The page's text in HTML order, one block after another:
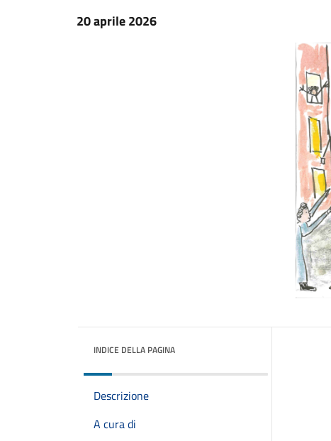
20 aprile 2026
INDICE DELLA PAGINA
Descrizione
A cura di